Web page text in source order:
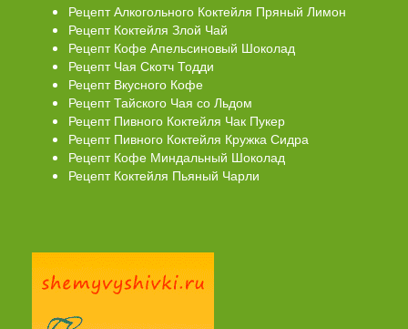
Рецепт Алкогольного Коктейля Пряный Лимон
Рецепт Коктейля Злой Чай
Рецепт Кофе Апельсиновый Шоколад
Рецепт Чая Скотч Тодди
Рецепт Вкусного Кофе
Рецепт Тайского Чая со Льдом
Рецепт Пивного Коктейля Чак Пукер
Рецепт Пивного Коктейля Кружка Сидра
Рецепт Кофе Миндальный Шоколад
Рецепт Коктейля Пьяный Чарли